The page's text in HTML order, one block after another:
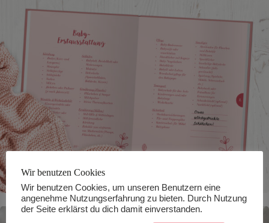
Wir benutzen Cookies
Wir benutzen Cookies, um unseren Benutzern eine
angenehme Nutzungserfahrung zu bieten. Durch Nutzung
der Seite erklärst du dich damit einverstanden.